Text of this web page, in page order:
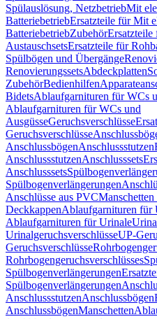
Spülauslösung, NetzbetriebMit
BatteriebetriebErsatzteile für Mit
BatteriebetriebZubehörErsatzteile
AustauschsetsErsatzteile für
Spülbögen und Übergänge
RenovierungssetsAbdeckplatten
ZubehörBedienhilfen
BidetsAblaufgarnituren für WCs
Ablaufgarnituren für WCs und
AusgüsseGeruchsverschlüsse
Geruchsverschlüsse
AnschlussbögenAnschlussstutzen
AnschlussstutzenAnschlusssets
Anschlusssets
Spülbogenverlängerungen
Anschlüsse aus PVCManschetten
DeckkappenAblaufgarnituren für
Ablaufgarnituren für Urinale
UrinalgeruchsverschlüsseUP-
Geruchsverschlüsse
Rohrbogengeruchsverschlüsses
Spülbogenverlängerungen
Spülbogenverlängerungen
AnschlussstutzenAnschlussbögen
AnschlussbögenManschetten